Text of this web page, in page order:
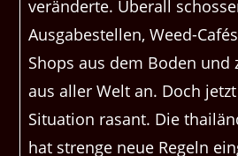
veränderte. Überall
Ausgabestellen, Weed-
Shops aus dem Boden und
aus aller Welt an. Doch
Situation rasant. Die
hat strenge neue Regeln